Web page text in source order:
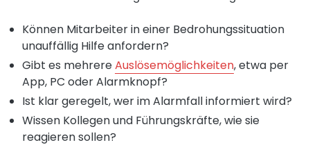
Können Mitarbeiter in einer Bedrohungssituation
unauffällig Hilfe anfordern?
Gibt es mehrereAuslösemöglichkeiten, etwa per
App, PC oder Alarmknopf?
Ist klar geregelt, wer im Alarmfall informiert wird?
Wissen Kollegen und Führungskräfte, wie sie
reagieren sollen?